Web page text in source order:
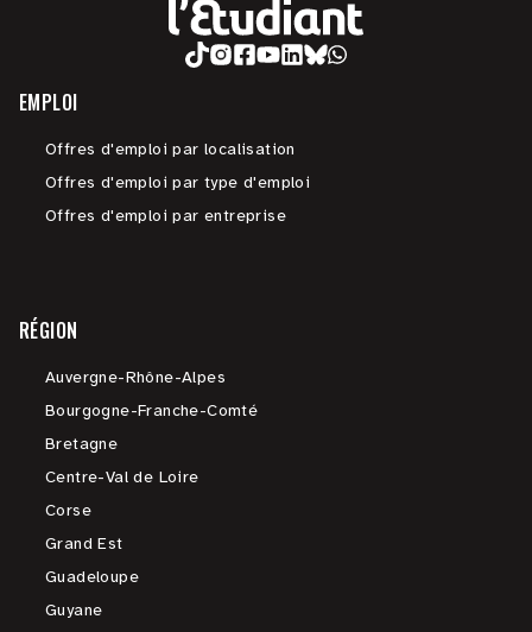
EMPLOI
Offres d'emploi par localisation
Offres d'emploi par type d'emploi
Offres d'emploi par entreprise
RÉGION
Auvergne-Rhône-Alpes
Bourgogne-Franche-Comté
Bretagne
Centre-Val de Loire
Corse
Grand Est
Guadeloupe
Guyane